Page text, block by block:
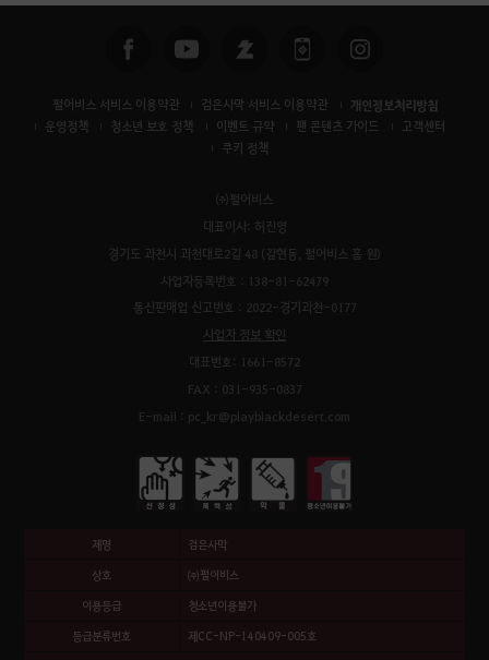
펄어비스 서비스 이용약관 검은사막 서비스 이용약관 개인정보처리방침
운영정책 청소년 보호 정책 이벤트 규약 팬 콘텐츠 가이드
고객센터
쿠키 정책
㈜펄어비스
대표이사: 허진영
경기도 과천시 과천대로2길 48 (갈현동, 펄어비스 홈 원)
사업자등록번호 : 138-81-62479
통신판매업 신고번호 : 2022-경기과천-0177
사업자 정보 확인
대표번호: 1661-8572
FAX : 031-935-0837
E-mail : pc_kr@playblackdesert.com
제명 검은사막
상호 ㈜펄어비스
이용등급 청소년이용불가
등급분류번호 제CC-NP-140409-005호